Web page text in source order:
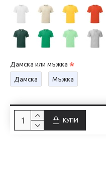
Дамска или мъжка
Дамска Мъжка
КУПИ